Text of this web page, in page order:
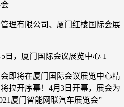
理有限公司、厦门红楼国际会展
即将在厦门国际会议展览中心精
拉开序幕！4月3日开幕，展会为
厦门智能网联汽车展览会”